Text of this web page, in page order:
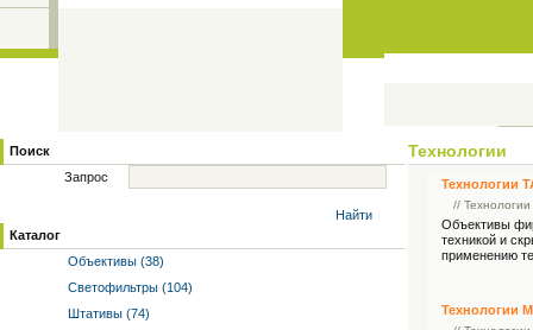
Поиск
Запрос
Найти
Каталог
Объективы (38)
Светофильтры (104)
Штативы (74)
Технологии
Технологии
// Технологии
Объективы
техникой и
применению
Технологии